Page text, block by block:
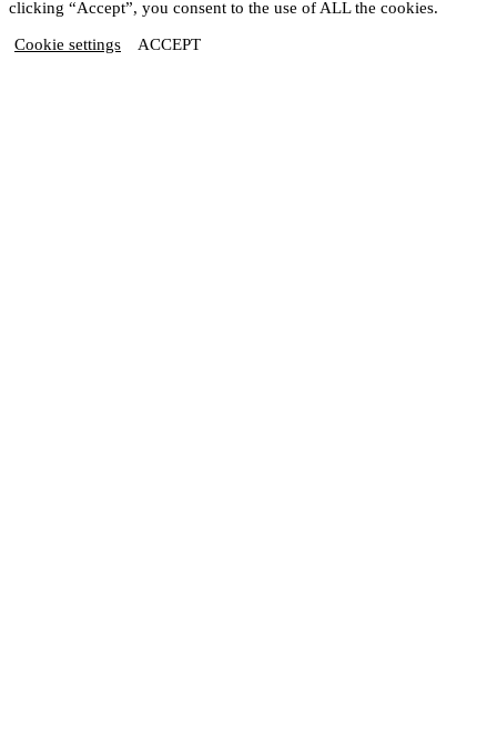
clicking “Accept”, you consent to the use of ALL the cookies.
Cookie settings ACCEPT